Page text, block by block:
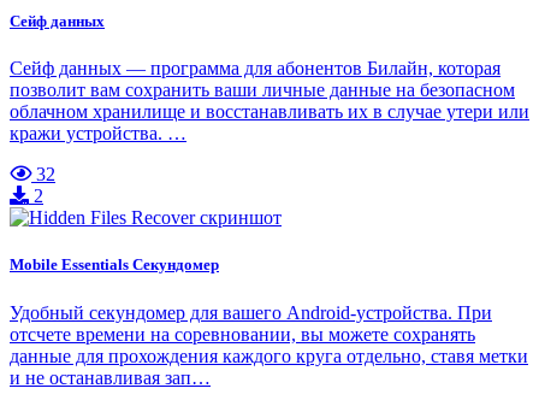
Сейф данных
Сейф данных — программа для абонентов Билайн, которая
позволит вам сохранить ваши личные данные на безопасном
облачном хранилище и восстанавливать их в случае утери или
кражи устройства. …
32
2
Mobile Essentials Секундомер
Удобный секундомер для вашего Android-устройства. При
отсчете времени на соревновании, вы можете сохранять
данные для прохождения каждого круга отдельно, ставя метки
и не останавливая зап…